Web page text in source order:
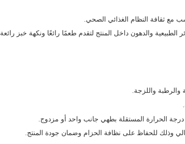
مع ثقافة النظام الغذائي الصحي.
والدهون داخل المنتج لتقدم طعمًا رائعًا ونكهة خبز رائعة.
والرطبة واللزجة.
وذلك للحفاظ على نظافة الحزام وضمان جودة المنتج.